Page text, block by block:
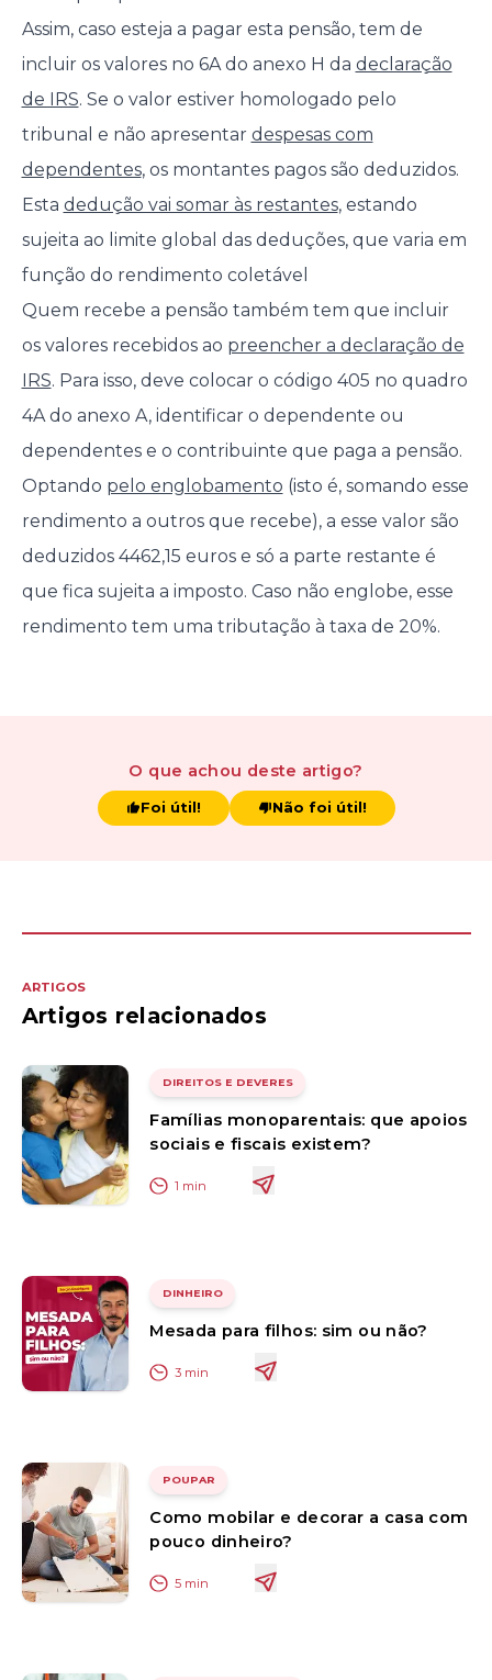
Assim, caso esteja a pagar esta pensão, tem de
incluir os valores no 6A do anexo H da declaração
de IRS. Se o valor estiver homologado pelo
tribunal e não apresentar despesas com
dependentes, os montantes pagos são deduzidos.
Esta dedução vai somar às restantes, estando
sujeita ao limite global das deduções, que varia em
função do rendimento coletável
Quem recebe a pensão também tem que incluir
os valores recebidos ao preencher a declaração de
IRS. Para isso, deve colocar o código 405 no quadro
4A do anexo A, identificar o dependente ou
dependentes e o contribuinte que paga a pensão.
Optando pelo englobamento (isto é, somando esse
rendimento a outros que recebe), a esse valor são
deduzidos 4462,15 euros e só a parte restante é
que fica sujeita a imposto. Caso não englobe, esse
rendimento tem uma tributação à taxa de 20%.
O que achou deste artigo?
Foi útil! Não foi útil!
ARTIGOS
Artigos relacionados
DIREITOS E DEVERES
Famílias monoparentais: que apoios
sociais e fiscais existem?
1 min
DINHEIRO
Mesada para filhos: sim ou não?
3 min
POUPAR
Como mobilar e decorar a casa com
pouco dinheiro?
5 min